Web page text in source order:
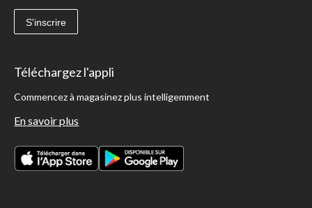
S'inscrire
Téléchargez l'appli
Commencez à magasinez plus intelligemment
En savoir plus